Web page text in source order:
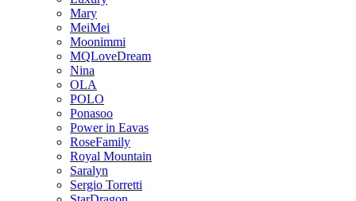
Mary
MeiMei
Moonimmi
MQLoveDream
Nina
OLA
POLO
Ponasoo
Power in Eavas
RoseFamily
Royal Mountain
Saralyn
Sergio Torretti